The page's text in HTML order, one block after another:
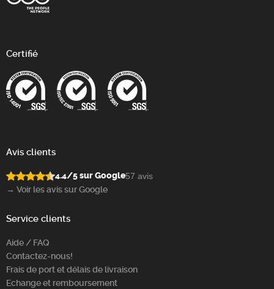
Certifié
Avis clients
4.4/5 sur Google57 avis
→ Voir les avis sur Google
Service clients
Aide / FAQ
Contactez-nous!
Frais de port et délais de livraison
Echange et remboursement